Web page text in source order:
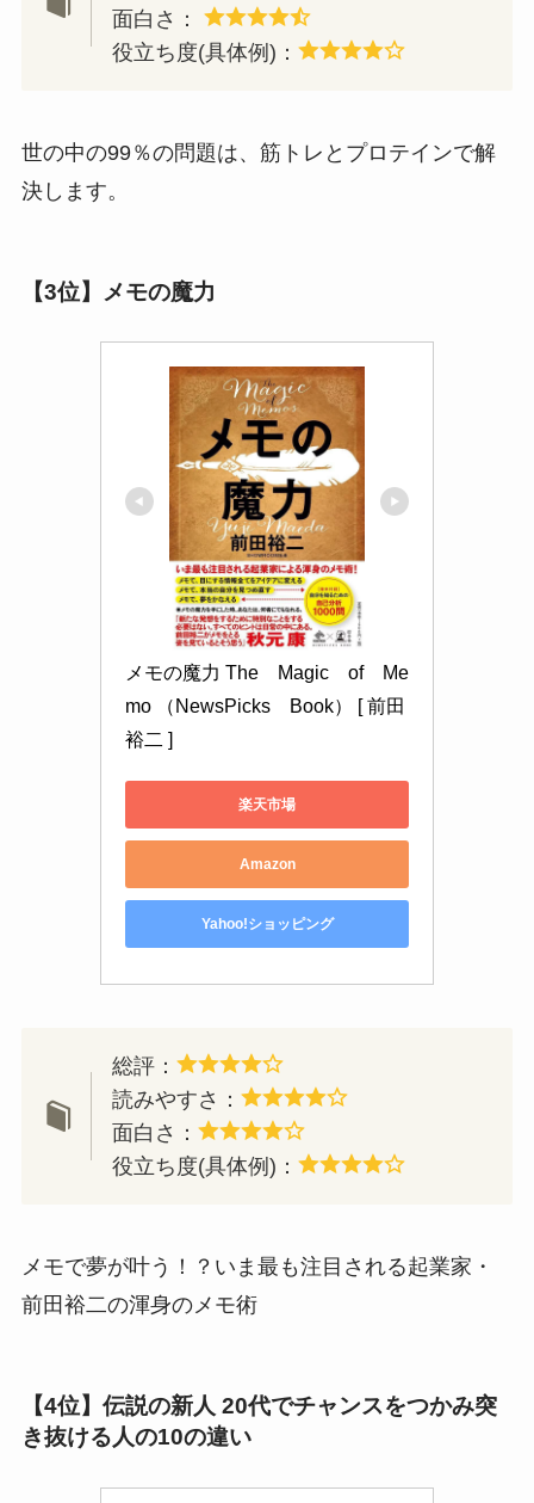
面白さ：
役立ち度(具体例)：
世の中の99％の問題は、筋トレとプロテインで解
決します。
【3位】メモの魔力
メモの魔力 The　Magic　of　Me
mo （NewsPicks　Book） [ 前田
裕二 ]
楽天市場
Amazon
Yahoo!ショッピング
総評：
読みやすさ：
面白さ：
役立ち度(具体例)：
メモで夢が叶う！？いま最も注目される起業家・
前田裕二の渾身のメモ術
【4位】伝説の新人 20代でチャンスをつかみ突
き抜ける人の10の違い